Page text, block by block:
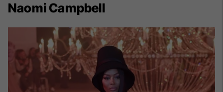
Naomi Campbell